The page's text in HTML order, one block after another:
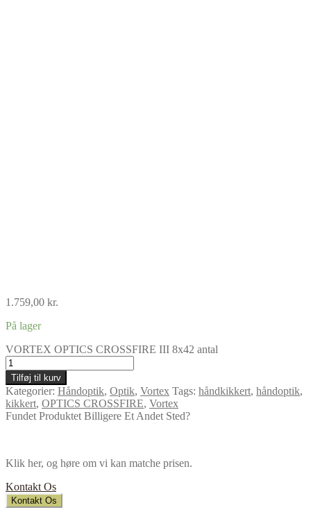
1.759,00 kr.
På lager
VORTEX OPTICS CROSSFIRE III 8x42 antal
Tilføj til kurv
Kategorier: Håndoptik, Optik, Vortex Tags: håndkikkert, håndoptik,
kikkert, OPTICS CROSSFIRE, Vortex
Fundet Produktet Billigere Et Andet Sted?
Klik her, og høre om vi kan matche prisen.
Kontakt Os
Kontakt Os